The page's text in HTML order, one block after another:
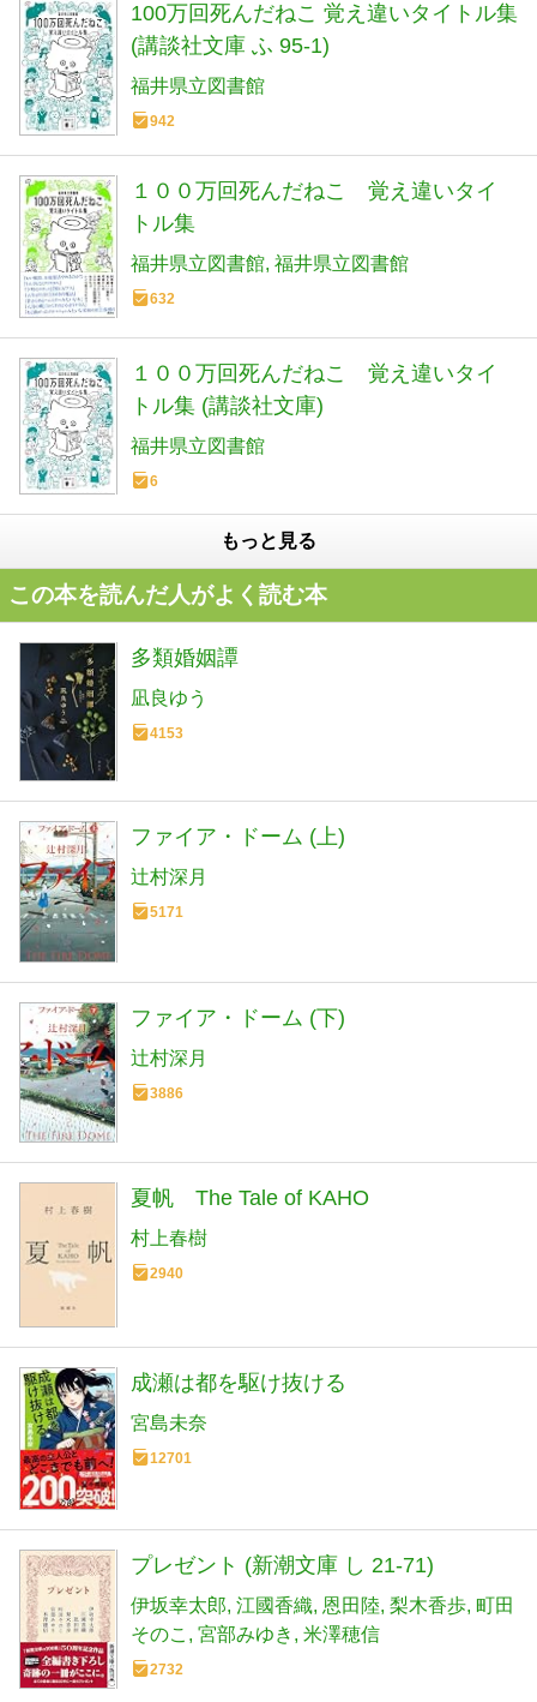
100万回死んだねこ 覚え違いタイトル集
(講談社文庫 ふ 95-1)
福井県立図書館
942
１００万回死んだねこ 覚え違いタイ
トル集
福井県立図書館 福井県立図書館
632
１００万回死んだねこ 覚え違いタイ
トル集 (講談社文庫)
福井県立図書館
6
もっと見る
この本を読んだ人がよく読む本
多類婚姻譚
凪良ゆう
4153
ファイア・ドーム (上)
辻村深月
5171
ファイア・ドーム (下)
辻村深月
3886
夏帆 The Tale of KAHO
村上春樹
2940
成瀬は都を駆け抜ける
宮島未奈
12701
プレゼント (新潮文庫 し 21-71)
伊坂幸太郎 江國香織 恩田陸 梨木香歩 町田
そのこ
宮部みゆき 米澤穂信
2732